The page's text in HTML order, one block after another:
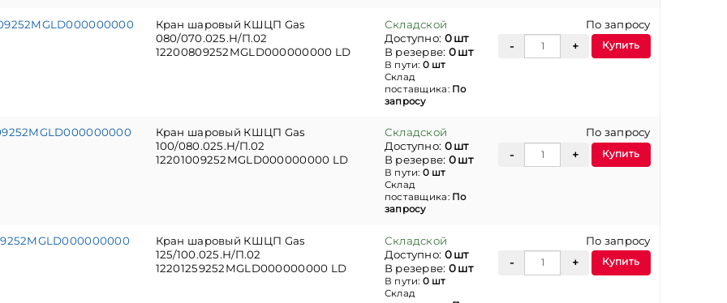
Кран шаровый КШЦП Gas
080/070.025.Н/П.02
12200809252MGLD000000000 LD
Складской
Доступно: 0 шт
В резерве: 0 шт
В пути: 0 шт
Склад
поставщика: По
запросу
По запросу
Купить
Кран шаровый КШЦП Gas
100/080.025.Н/П.02
12201009252MGLD000000000 LD
Складской
Доступно: 0 шт
В резерве: 0 шт
В пути: 0 шт
Склад
поставщика: По
запросу
По запросу
Купить
Кран шаровый КШЦП Gas
125/100.025.Н/П.02
12201259252MGLD000000000 LD
Складской
Доступно: 0 шт
В резерве: 0 шт
В пути: 0 шт
Склад
По запросу
Купить